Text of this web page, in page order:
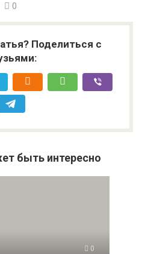
0
Поделиться с
быть интересно
0